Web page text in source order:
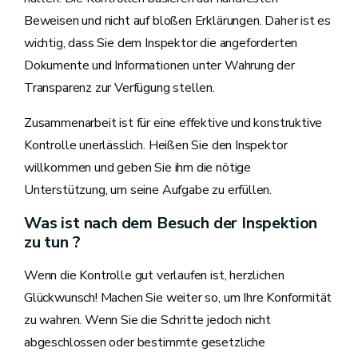
Beweisen und nicht auf bloßen Erklärungen. Daher ist es
wichtig, dass Sie dem Inspektor die angeforderten
Dokumente und Informationen unter Wahrung der
Transparenz zur Verfügung stellen.
Zusammenarbeit ist für eine effektive und konstruktive
Kontrolle unerlässlich. Heißen Sie den Inspektor
willkommen und geben Sie ihm die nötige
Unterstützung, um seine Aufgabe zu erfüllen.
Was ist nach dem Besuch der Inspektion
zu tun ?
Wenn die Kontrolle gut verlaufen ist, herzlichen
Glückwunsch! Machen Sie weiter so, um Ihre Konformität
zu wahren. Wenn Sie die Schritte jedoch nicht
abgeschlossen oder bestimmte gesetzliche